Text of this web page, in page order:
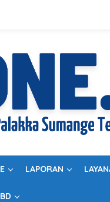
LAPORAN